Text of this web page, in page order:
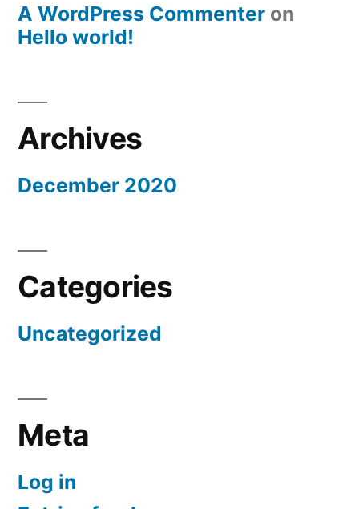
A WordPress Commenter on
Hello world!
Archives
December 2020
Categories
Uncategorized
Meta
Log in